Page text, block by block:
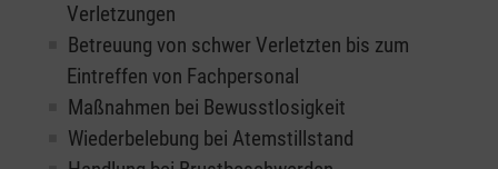
Verletzungen
Betreuung von schwer Verletzten bis zum
Eintreffen von Fachpersonal
Maßnahmen bei Bewusstlosigkeit
Wiederbelebung bei Atemstillstand